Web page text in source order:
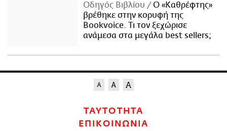
Οδηγός Βιβλίου
Ο «Καθρέφτης»
βρέθηκε στην κορυφή της
Bookvoice. Τι τον ξεχώρισε
ανάμεσα στα μεγάλα best sellers;
ΤΑΥΤΟΤΗΤΑ
ΕΠΙΚΟΙΝΩΝΙΑ